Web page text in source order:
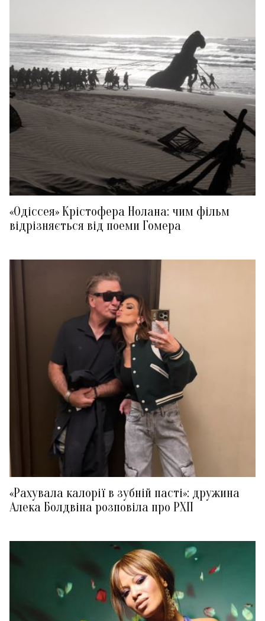
«Одіссея» Крістофера Нолана: чим фільм
відрізняється від поеми Гомера
«Рахувала калорії в зубній пасті»: дружина
Алека Болдвіна розповіла про РХП